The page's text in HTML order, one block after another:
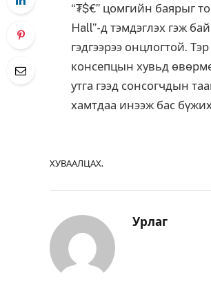
“₮$€” цомгийн баярыг
Hall”-д тэмдэглэх гэж
гэдгээрээ онцлогтой.
консепцын хувьд
утга гээд сонсогчдын
хамтдаа инээж бас
ХУВААЛЦАХ.
Урлаг